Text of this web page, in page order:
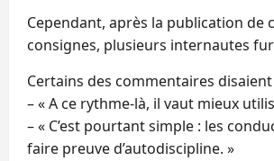
Cependant, après la publication de
consignes, plusieurs internautes
Certains des commentaires disaient
– « A ce rythme-là, il vaut mieux
– « C’est pourtant simple : les
faire preuve d’autodiscipline. »